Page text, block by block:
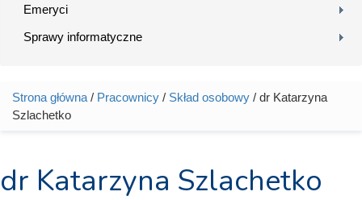
Emeryci
Sprawy informatyczne
Jesteś tutaj
Strona główna / Pracownicy / Skład osobowy / dr Katarzyna
Szlachetko
dr Katarzyna Szlachetko